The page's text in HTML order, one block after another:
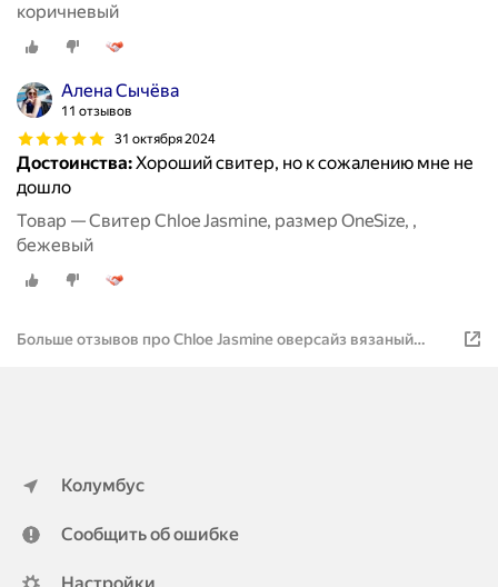
коричневый
Алена Сычёва
11 отзывов
31 октября 2024
Достоинства:Хороший свитер, но к сожалению мне не
дошло
Товар — Свитер Chloe Jasmine, размер OneSize, ,
бежевый
Больше отзывов про Chloe Jasmine оверсайз вязаный
Колумбус
Сообщить об ошибке